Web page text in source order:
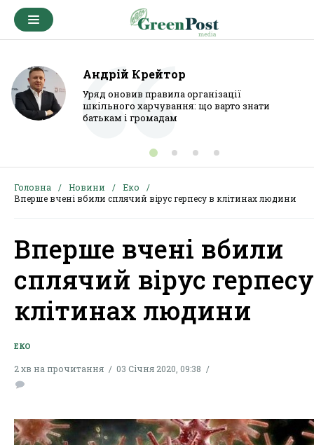
Андрій Крейтор
Уряд оновив правила організації
шкільного харчування: що варто знати
батькам і громадам
Головна Новини
Еко
Вперше вчені вбили сплячий вірус герпесу в клітинах людини
Вперше вчені вбили
сплячий вірус
клітинах людини
ЕКО
2 хв на прочитання 03 Січня 2020, 09:38